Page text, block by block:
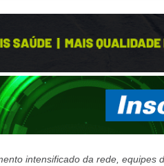
intensificado da rede, equipes